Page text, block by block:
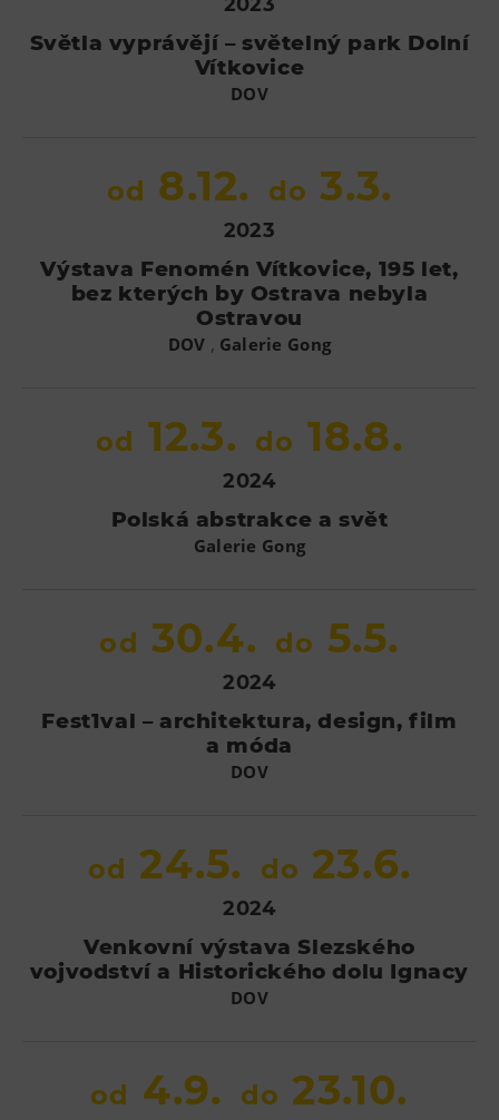
Světla vyprávějí – světelný park Dolní
Vítkovice
DOV
od 8.12. do 3.3.
2023
Výstava Fenomén Vítkovice, 195 let,
bez kterých by Ostrava nebyla
Ostravou
DOV , Galerie Gong
od 12.3. do 18.8.
2024
Polská abstrakce a svět
Galerie Gong
od 30.4. do 5.5.
2024
Fest1val – architektura, design, film
a móda
DOV
od 24.5. do 23.6.
2024
Venkovní výstava Slezského
vojvodství a Historického dolu Ignacy
DOV
od 4.9. do 23.10.